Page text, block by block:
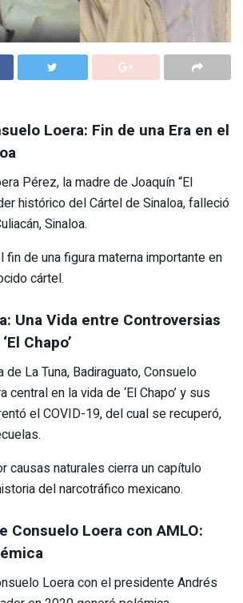
Loera: Fin de una Era en el
Pérez, la madre de Joaquín “El
histórico del Cártel de Sinaloa, falleció
Sinaloa.
fin de una figura materna importante en
cártel.
Una Vida entre Controversias
Chapo’
de La Tuna, Badiraguato, Consuelo
central en la vida de ‘El Chapo’ y sus
el COVID-19, del cual se recuperó,
causas naturales cierra un capítulo
del narcotráfico mexicano.
Consuelo Loera con AMLO:
Loera con el presidente Andrés